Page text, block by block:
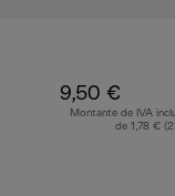
9,50 €
Montante de IVA
de 1,78 €